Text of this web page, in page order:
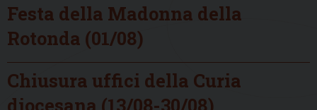
Festa della Madonna della
Rotonda (01/08)
Chiusura uffici della Curia
diocesana (13/08-30/08)